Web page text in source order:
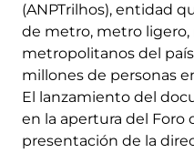
(ANPTrilhos), entidad
de metro, metro
metropolitanos del
millones de personas
El lanzamiento del
en la apertura del Foro
presentación de la